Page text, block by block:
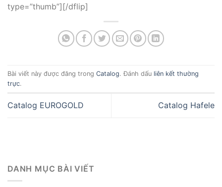
DANH MỤC BÀI VIẾT
type=”thumb”][/dflip]
Bài viết này được đăng trong Catalog. Đánh dấu liên kết thường
trực.
Catalog EUROGOLD Catalog Hafele